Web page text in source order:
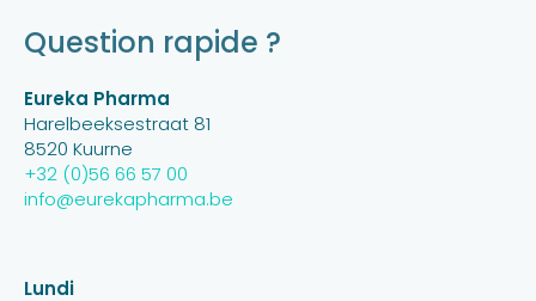
Question rapide ?
Eureka Pharma
Harelbeeksestraat 81
8520 Kuurne
+32 (0)56 66 57 00
info@eurekapharma.be
Lundi